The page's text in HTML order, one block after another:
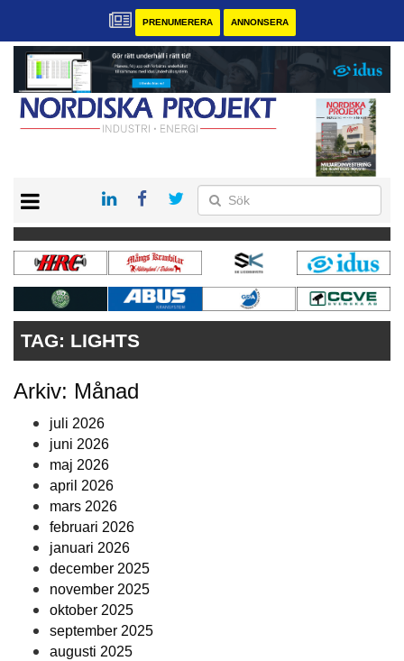
PRENUMERERA ANNONSERA
KONTAKT
VÅRA ANDRA MAGASIN
PRENUMERERA
ANNONSERA
TAG: LIGHTS
Arkiv: Månad
juli 2026
juni 2026
maj 2026
april 2026
mars 2026
februari 2026
januari 2026
december 2025
november 2025
oktober 2025
september 2025
augusti 2025